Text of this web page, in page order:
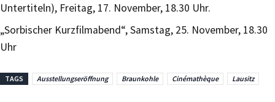
Untertiteln), Freitag, 17. November, 18.30 Uhr.
„Sorbischer Kurzfilmabend“, Samstag, 25. November, 18.30
Uhr
TAGS Ausstellungseröffnung Braunkohle Cinémathèque Lausitz